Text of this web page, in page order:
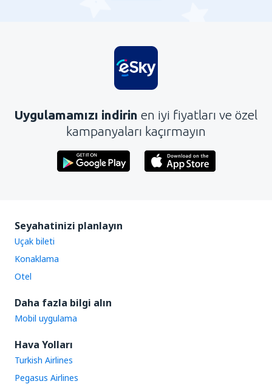
Uygulamamızı indirin en iyi fiyatları ve özel
kampanyaları kaçırmayın
Seyahatinizi planlayın
Uçak bileti
Konaklama
Otel
Daha fazla bilgi alın
Mobil uygulama
Hava Yolları
Turkish Airlines
Pegasus Airlines